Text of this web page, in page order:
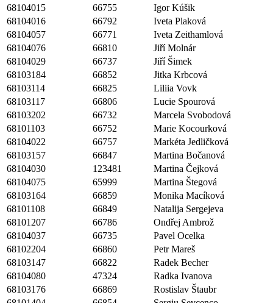
68104015
66755
Igor Kúšik
68104016
66792
Iveta Plaková
68104057
66771
Iveta Zeithamlová
68104076
66810
Jiří Molnár
68104029
66737
Jiří Šimek
68103184
66852
Jitka Krbcová
68103114
66825
Liliia Vovk
68103117
66806
Lucie Spourová
68103202
66732
Marcela Svobodová
68101103
66752
Marie Kocourková
68104022
66757
Markéta Jedličková
68103157
66847
Martina Bočanová
68104030
123481
Martina Čejková
68104075
65999
Martina Štegová
68103164
66859
Monika Macíková
68101108
66849
Natalija Sergejeva
68101207
66786
Ondřej Ambrož
68104037
66735
Pavel Ocelka
68102204
66860
Petr Mareš
68103147
66822
Radek Becher
68104080
47324
Radka Ivanova
68103176
66869
Rostislav Štaubr